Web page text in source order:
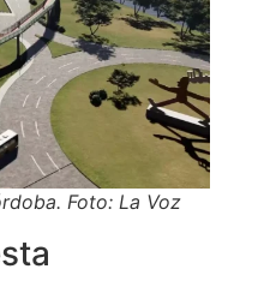
Foto: La Voz